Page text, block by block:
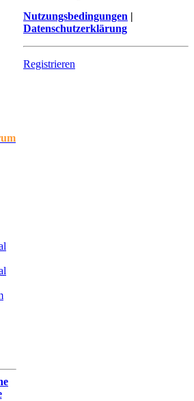
Nutzungsbedingungen |
Datenschutzerklärung
Registrieren